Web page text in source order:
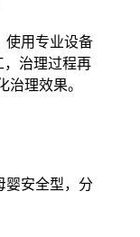
使用专业设备
，治理过程再
治理效果。
婴安全型，分